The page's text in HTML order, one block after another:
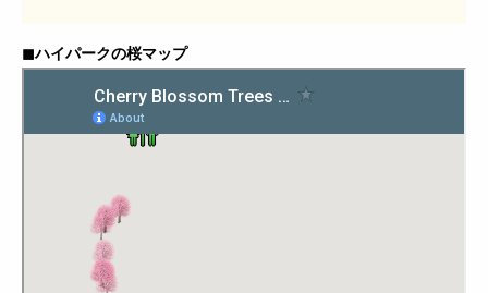
◼︎ハイパークの桜マップ